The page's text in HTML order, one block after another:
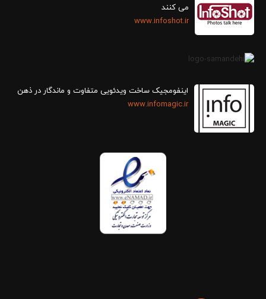
می کنند
www.infoshot.ir
اینفومجیک ساخت ویدئویی متفاوت و ماندگار در ذهن
www.infomagic.ir